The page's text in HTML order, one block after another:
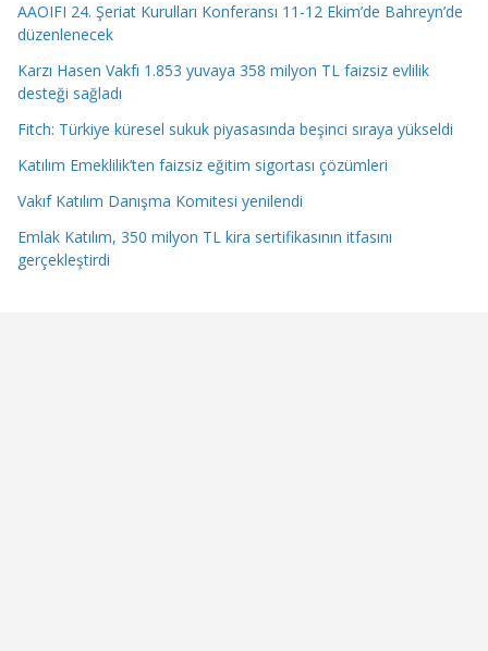
AAOIFI 24. Şeriat Kurulları Konferansı 11-12 Ekim’de Bahreyn’de
düzenlenecek
Karzı Hasen Vakfı 1.853 yuvaya 358 milyon TL faizsiz evlilik
desteği sağladı
Fitch: Türkiye küresel sukuk piyasasında beşinci sıraya yükseldi
Katılım Emeklilik’ten faizsiz eğitim sigortası çözümleri
Vakıf Katılım Danışma Komitesi yenilendi
Emlak Katılım, 350 milyon TL kira sertifikasının itfasını
gerçekleştirdi